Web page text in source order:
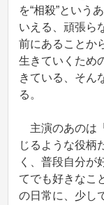
を“相殺”という
いえる、頑張ら
前にあることか
生きていくため
きている、そん
る。
主演のあのは
じるような役柄
く、普段自分が
てでも好きなこ
の日常に、少し